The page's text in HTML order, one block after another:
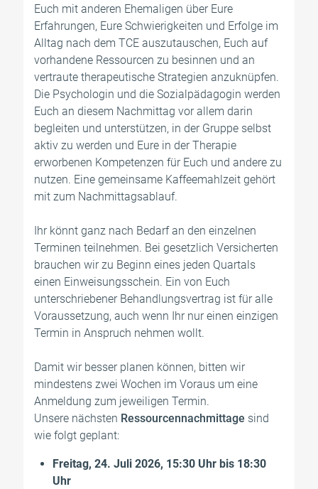
Euch mit anderen Ehemaligen über Eure
Erfahrungen, Eure Schwierigkeiten und Erfolge im
Alltag nach dem TCE auszutauschen, Euch auf
vorhandene Ressourcen zu besinnen und an
vertraute therapeutische Strategien anzuknüpfen.
Die Psychologin und die Sozialpädagogin werden
Euch an diesem Nachmittag vor allem darin
begleiten und unterstützen, in der Gruppe selbst
aktiv zu werden und Eure in der Therapie
erworbenen Kompetenzen für Euch und andere zu
nutzen. Eine gemeinsame Kaffeemahlzeit gehört
mit zum Nachmittagsablauf.
Ihr könnt ganz nach Bedarf an den einzelnen
Terminen teilnehmen. Bei gesetzlich Versicherten
brauchen wir zu Beginn eines jeden Quartals
einen Einweisungsschein. Ein von Euch
unterschriebener Behandlungsvertrag ist für alle
Voraussetzung, auch wenn Ihr nur einen einzigen
Termin in Anspruch nehmen wollt.
Damit wir besser planen können, bitten wir
mindestens zwei Wochen im Voraus um eine
Anmeldung zum jeweiligen Termin.
Unsere nächsten Ressourcennachmittage sind
wie folgt geplant:
Freitag, 24. Juli 2026, 15:30 Uhr bis 18:30
Uhr